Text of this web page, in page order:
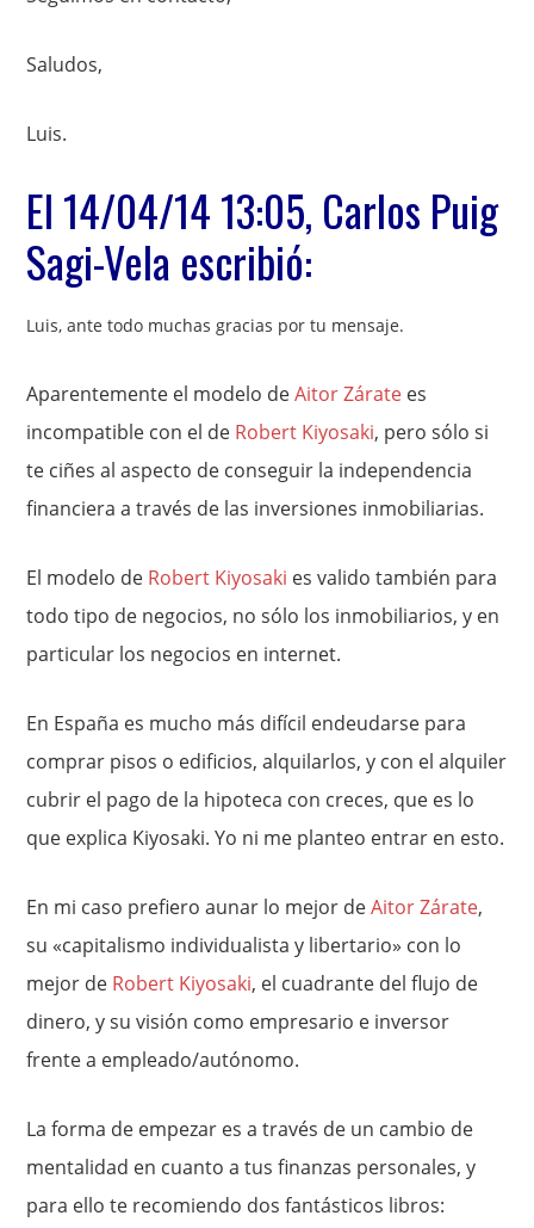
Saludos,
Luis.
El 14/04/14 13:05, Carlos Puig
Sagi-Vela escribió:
Luis, ante todo muchas gracias por tu mensaje.
Aparentemente el modelo deAitor Zárate es
incompatible con el de Robert Kiyosaki, pero sólo si
te ciñes al aspecto de conseguir la independencia
financiera a través de las inversiones inmobiliarias.
El modelo de Robert Kiyosaki es valido también para
todo tipo de negocios, no sólo los inmobiliarios, y en
particular los negocios en internet.
En España es mucho más difícil endeudarse para
comprar pisos o edificios, alquilarlos, y con el alquiler
cubrir el pago de la hipoteca con creces, que es lo
que explica Kiyosaki. Yo ni me planteo entrar en esto.
En mi caso prefiero aunar lo mejor deAitor Zárate,
su «capitalismo individualista y libertario» con lo
mejor de Robert Kiyosaki, el cuadrante del flujo de
dinero, y su visión como empresario e inversor
frente a empleado/autónomo.
La forma de empezar es a través de un cambio de
mentalidad en cuanto a tus finanzas personales, y
para ello te recomiendo dos fantásticos libros: